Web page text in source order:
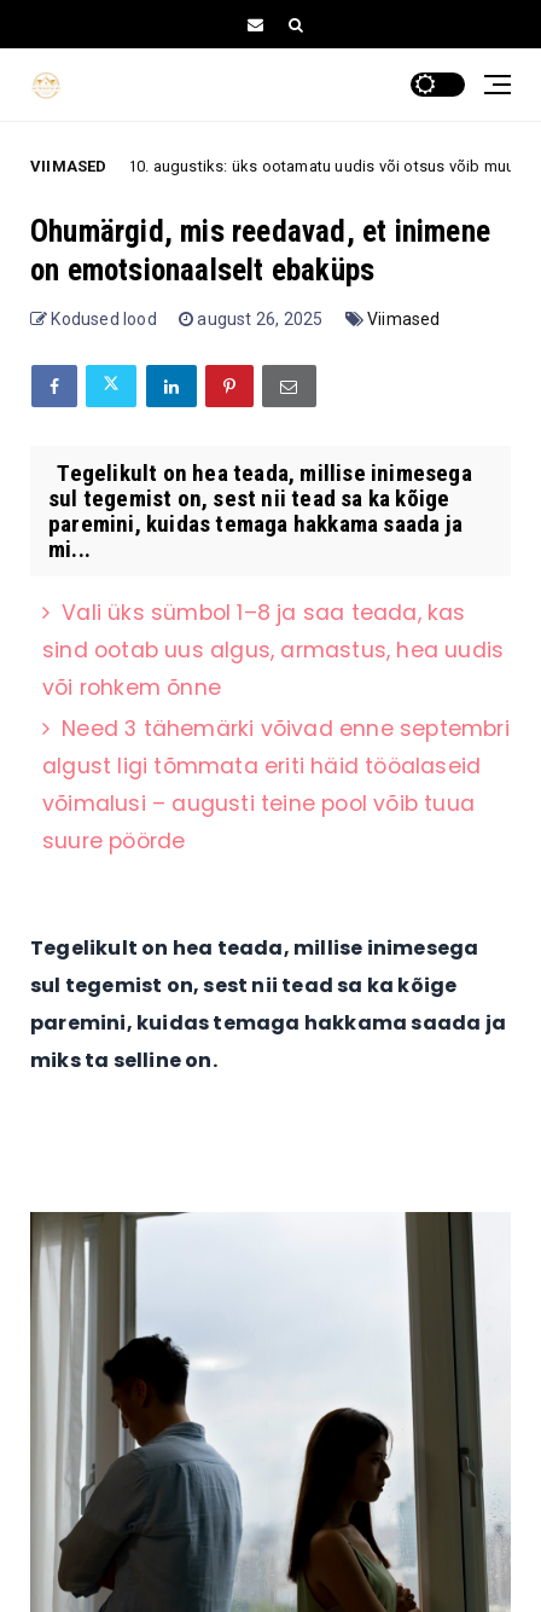
VIIMASED10. augustiks: üks ootamatu uudis või otsus võib muuta kogu
Ohumärgid, mis reedavad, et inimene
on emotsionaalselt ebaküps
Kodused lood august 26, 2025 Viimased
Tegelikult on hea teada, millise inimesega
sul tegemist on, sest nii tead sa ka kõige
paremini, kuidas temaga hakkama saada ja
mi...
Vali üks sümbol 1–8 ja saa teada, kas
sind ootab uus algus, armastus, hea uudis
või rohkem õnne
Need 3 tähemärki võivad enne septembri
algust ligi tõmmata eriti häid tööalaseid
võimalusi – augusti teine pool võib tuua
suure pöörde
Tegelikult on hea teada, millise inimesega
sul tegemist on, sest nii tead sa ka kõige
paremini, kuidas temaga hakkama saada ja
miks ta selline on.